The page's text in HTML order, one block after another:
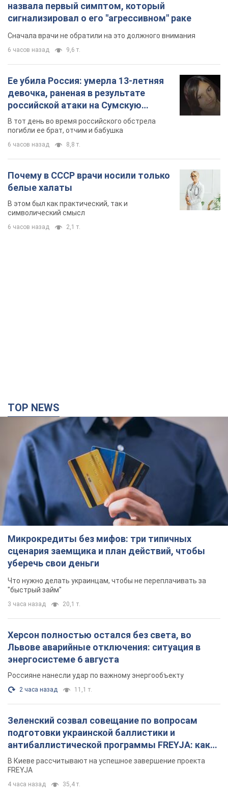
назвала первый симптом, который
сигнализировал о его "агрессивном" раке
Сначала врачи не обратили на это должного внимания
6 часов назад 9,6 т.
Ее убила Россия: умерла 13-летняя
девочка, раненая в результате
российской атаки на Сумскую
область. Фото
В тот день во время российского обстрела
погибли ее брат, отчим и бабушка
6 часов назад 8,8 т.
Почему в СССР врачи носили только
белые халаты
В этом был как практический, так и
символический смысл
6 часов назад 2,1 т.
TOP NEWS
Микрокредиты без мифов: три типичных
сценария заемщика и план действий, чтобы
уберечь свои деньги
Что нужно делать украинцам, чтобы не переплачивать за
"быстрый займ"
3 часа назад 20,1 т.
Херсон полностью остался без света, во
Львове аварийные отключения: ситуация в
энергосистеме 6 августа
Россияне нанесли удар по важному энергообъекту
2 часа назад 11,1 т.
Зеленский созвал совещание по вопросам
подготовки украинской баллистики и
антибаллистической программы FREYJA: какие
решения готовятся
В Киеве рассчитывают на успешное завершение проекта
FREYJA
4 часа назад 35,4 т.